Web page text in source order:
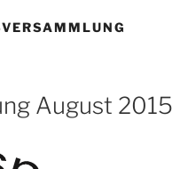
August 2015